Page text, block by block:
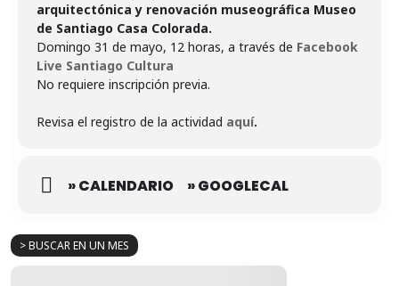
> BUSCAR EN UN MES
arquitectónica y renovación museográfica Museo
de Santiago Casa Colorada.
Domingo 31 de mayo, 12 horas, a través de Facebook
Live Santiago Cultura
No requiere inscripción previa.
Revisa el registro de la actividad aquí.
» CALENDARIO » GOOGLECAL